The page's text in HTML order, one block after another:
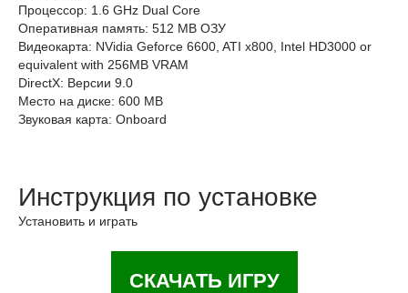
Процессор: 1.6 GHz Dual Core
Оперативная память: 512 MB ОЗУ
Видеокарта: NVidia Geforce 6600, ATI x800, Intel HD3000 or
equivalent with 256MB VRAM
DirectX: Версии 9.0
Место на диске: 600 MB
Звуковая карта: Onboard
Инструкция по установке
Установить и играть
СКАЧАТЬ ИГРУ